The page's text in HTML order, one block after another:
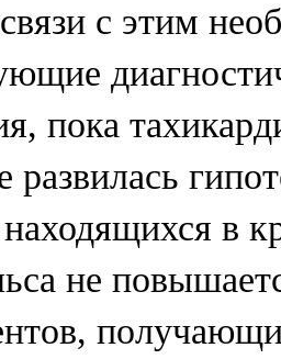
с этим
пока
развилась
в
не